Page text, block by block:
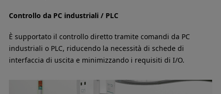
Controllo da PC industriali / PLC
È supportato il controllo diretto tramite comandi da PC
industriali o PLC, riducendo la necessità di schede di
interfaccia di uscita e minimizzando i requisiti di I/O.